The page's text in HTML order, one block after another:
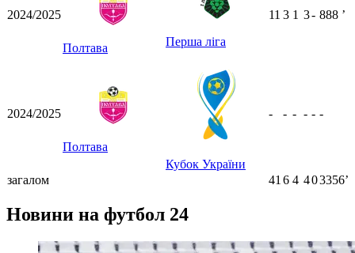
2024/2025
Полтава Перша ліга
11 3 1 3- 888 ʼ
2024/2025
Полтава
Кубок України
- - - - - -
загалом 41 6 4 403356ʼ
Новини на футбол 24